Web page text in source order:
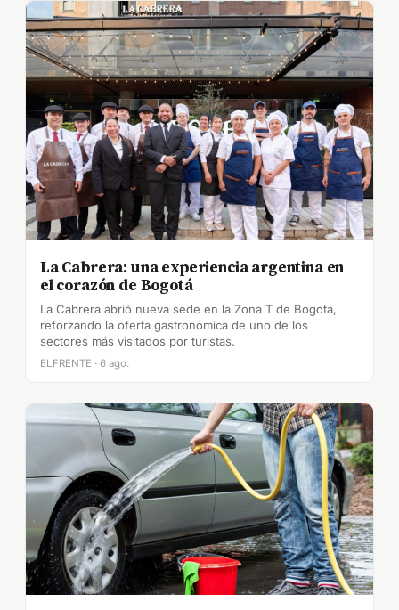
La Cabrera: una experiencia argentina en
el corazón de Bogotá
La Cabrera abrió nueva sede en la Zona T de Bogotá,
reforzando la oferta gastronómica de uno de los
sectores más visitados por turistas.
ELFRENTE · 6 ago.